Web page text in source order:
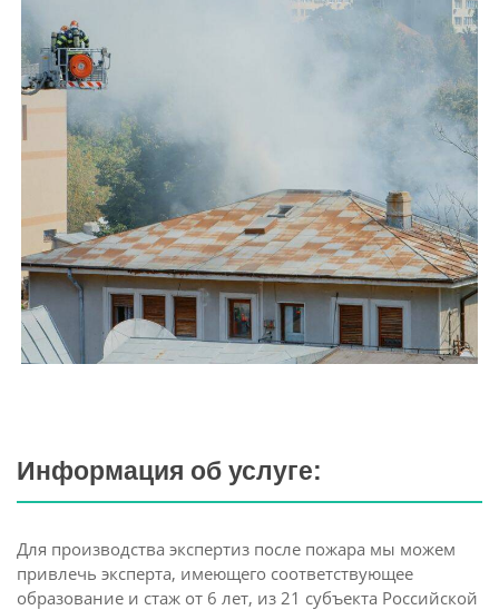
Информация об услуге:
Для производства экспертиз после пожара мы можем
привлечь эксперта, имеющего соответствующее
образование и стаж от 6 лет, из 21 субъекта Российской